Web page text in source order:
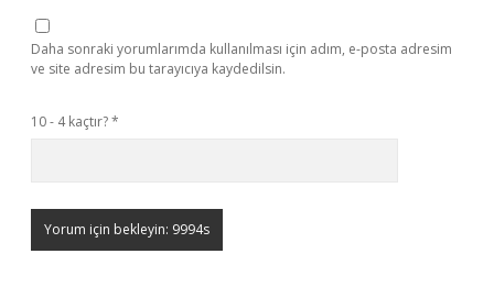
Daha sonraki yorumlarımda kullanılması için adım, e-posta adresim
ve site adresim bu tarayıcıya kaydedilsin.
10 - 4 kaçtır?*